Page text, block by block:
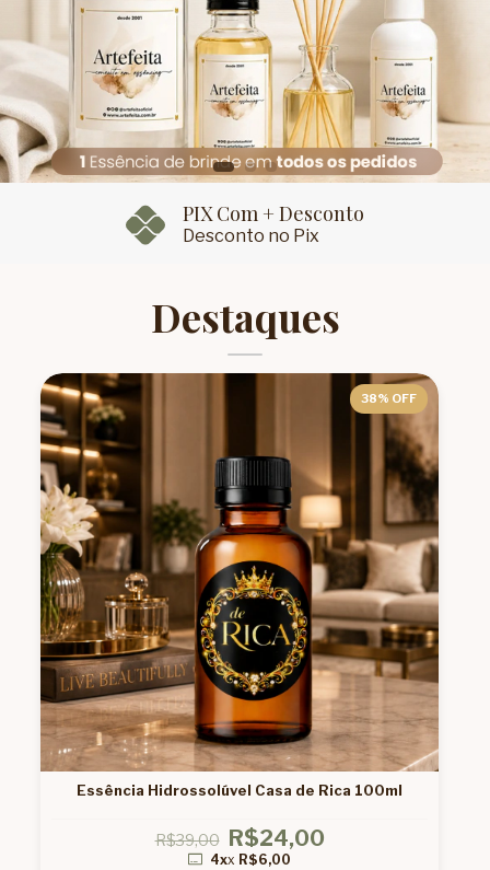
Entregamos em 24h
SP + Grande SP 28 Cidades
Destaques
38% OFF
Essência Hidrossolúvel Casa de Rica 100ml
R$39,00 R$24,00
4xx R$6,00